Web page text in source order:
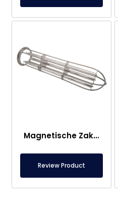
Magnetische Zakfilterkop
Review Product